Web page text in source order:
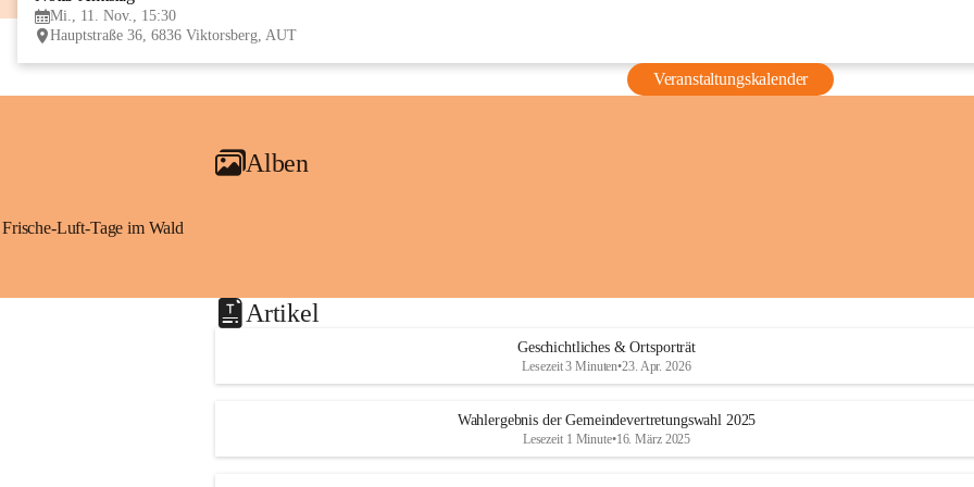
Mi., 11. Nov., 15:30
Hauptstraße 36, 6836 Viktorsberg, AUT
Veranstaltungskalender
Alben
Frische-Luft-Tage im Wald
Artikel
Geschichtliches & Ortsporträt
Lesezeit 3 Minuten•23. Apr. 2026
Wahlergebnis der Gemeindevertretungswahl 2025
Lesezeit 1 Minute•16. März 2025